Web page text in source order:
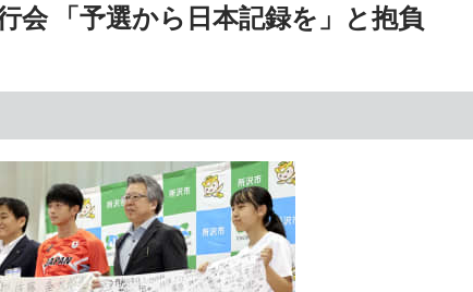
会 「予選から日本記録を」と抱負